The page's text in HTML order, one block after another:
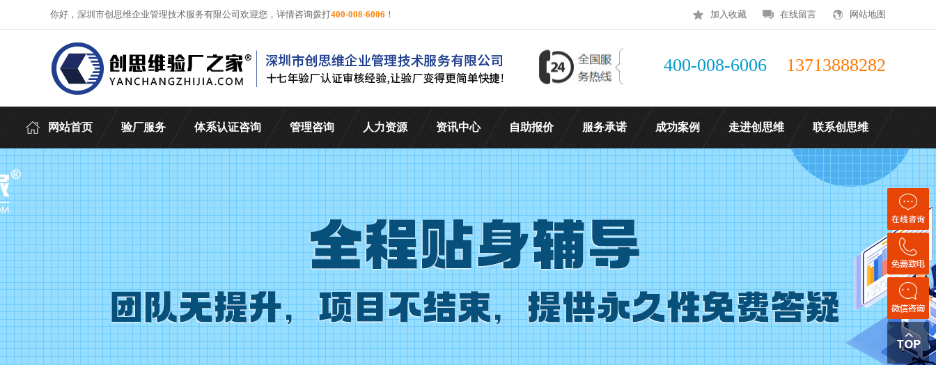
加入收藏 在线留言 网站地图
你好，深圳市创思维企业管理技术服务有限公司欢迎您，详情咨询拨打400-008-6006 ！
400-008-6006 13713888282
网站首页 验厂服务 体系认证咨询 管理咨询 人力资源 资讯中心 自助报价 服务承诺 成功案例 走进创思维 联系创思维